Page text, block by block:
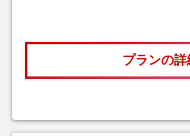
プランの